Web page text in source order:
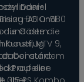
AEIO-580
und dem
MTV 9,
Constant
Propeller.
Daniel
zu 8G und
die Gäste die
Kunstflug
dabei auf dem
auf eine